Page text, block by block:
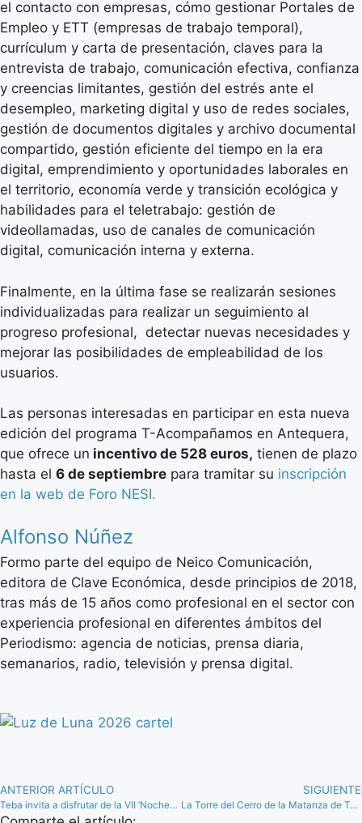
el contacto con empresas, cómo gestionar Portales de
Empleo y ETT (empresas de trabajo temporal),
currículum y carta de presentación, claves para la
entrevista de trabajo, comunicación efectiva, confianza
y creencias limitantes, gestión del estrés ante el
desempleo, marketing digital y uso de redes sociales,
gestión de documentos digitales y archivo documental
compartido, gestión eficiente del tiempo en la era
digital, emprendimiento y oportunidades laborales en
el territorio, economía verde y transición ecológica y
habilidades para el teletrabajo: gestión de
videollamadas, uso de canales de comunicación
digital, comunicación interna y externa.
Finalmente, en la última fase se realizarán sesiones
individualizadas para realizar un seguimiento al
progreso profesional, detectar nuevas necesidades y
mejorar las posibilidades de empleabilidad de los
usuarios.
Las personas interesadas en participar en esta nueva
edición del programa T-Acompañamos en Antequera,
que ofrece un incentivo de 528 euros, tienen de plazo
hasta el 6 de septiembre para tramitar su inscripción
en la web de Foro NESI.
Alfonso Núñez
Formo parte del equipo de Neico Comunicación,
editora de Clave Económica, desde principios de 2018,
tras más de 15 años como profesional en el sector con
experiencia profesional en diferentes ámbitos del
Periodismo: agencia de noticias, prensa diaria,
semanarios, radio, televisión y prensa digital.
ANTERIOR ARTÍCULO
Teba invita a disfrutar de la VII ‘Noches con Historia’ el 12 de julio
SIGUIENTE
La Torre del Cerro de la Matanza de Teba, nuevo Bien de Interés Cultural